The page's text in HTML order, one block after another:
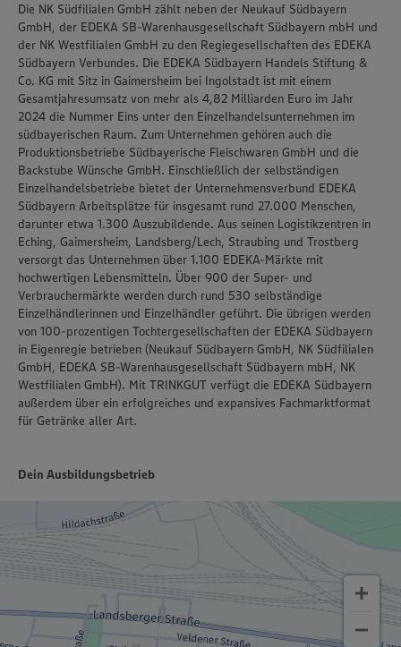
Die NK Südfilialen GmbH zählt neben der Neukauf Südbayern
GmbH, der EDEKA SB-Warenhausgesellschaft Südbayern mbH und
der NK Westfilialen GmbH zu den Regiegesellschaften des EDEKA
Südbayern Verbundes. Die EDEKA Südbayern Handels Stiftung &
Co. KG mit Sitz in Gaimersheim bei Ingolstadt ist mit einem
Gesamtjahresumsatz von mehr als 4,82 Milliarden Euro im Jahr
2024 die Nummer Eins unter den Einzelhandelsunternehmen im
südbayerischen Raum. Zum Unternehmen gehören auch die
Produktionsbetriebe Südbayerische Fleischwaren GmbH und die
Backstube Wünsche GmbH. Einschließlich der selbständigen
Einzelhandelsbetriebe bietet der Unternehmensverbund EDEKA
Südbayern Arbeitsplätze für insgesamt rund 27.000 Menschen,
darunter etwa 1.300 Auszubildende. Aus seinen Logistikzentren in
Eching, Gaimersheim, Landsberg/Lech, Straubing und Trostberg
versorgt das Unternehmen über 1.100 EDEKA-Märkte mit
hochwertigen Lebensmitteln. Über 900 der Super- und
Verbrauchermärkte werden durch rund 530 selbständige
Einzelhändlerinnen und Einzelhändler geführt. Die übrigen werden
von 100-prozentigen Tochtergesellschaften der EDEKA Südbayern
in Eigenregie betrieben (Neukauf Südbayern GmbH, NK Südfilialen
GmbH, EDEKA SB-Warenhausgesellschaft Südbayern mbH, NK
Westfilialen GmbH). Mit TRINKGUT verfügt die EDEKA Südbayern
außerdem über ein erfolgreiches und expansives Fachmarktformat
für Getränke aller Art.
Dein Ausbildungsbetrieb